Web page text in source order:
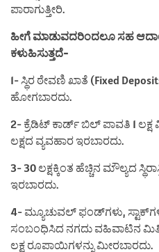
ಪಾರಾಗುತ್ತೀರಿ.
ಹೀಗೆ ಮಾಡುವದರಿಂದಲೂ ಸಹ
ಕಳುಹಿಸುತ್ತದೆ-
1- ಸ್ಥಿರ ಠೇವಣಿ ಖಾತೆ (Fixed
ಹೋಗಬಾರದು.
2- ಕ್ರೆಡಿಟ್ ಕಾರ್ಡ್ ಬಿಲ್ ಪಾವತಿ 1 ಲಕ್ಷ
ಲಕ್ಷದ ವ್ಯವಹಾರ ಇರಬಾರದು.
3- 30 ಲಕ್ಷಕ್ಕಿಂತ ಹೆಚ್ಚಿನ ಮೌಲ್ಯದ
ಇರಬಾರದು.
4- ಮ್ಯೂಚುವಲ್ ಫಂಡ್‌ಗಳು,
ಸಂಬಂಧಿಸಿದ ನಗದು ವಹಿವಾಟಿನ
ಲಕ್ಷ ರೂಪಾಯಿಗಳನ್ನು ಮೀರಬಾರದು.